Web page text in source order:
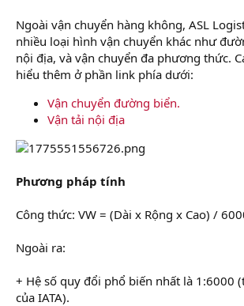
Ngoài vận chuyển hàng không, ASL
nhiều loại hình vận chuyển khác như
nội địa, và vận chuyển đa phương thức.
hiểu thêm ở phần link phía dưới:
Vận chuyển đường biển.
Vận tải nội địa
Phương pháp tính
Công thức: VW = (Dài x Rộng x Cao) /
Ngoài ra:
+ Hệ số quy đổi phổ biến nhất là 1:6000
của IATA).